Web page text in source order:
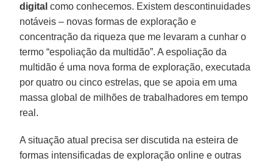
digital como conhecemos. Existem descontinuidades
notáveis – novas formas de exploração e
concentração da riqueza que me levaram a cunhar o
termo “espoliação da multidão”. A espoliação da
multidão é uma nova forma de exploração, executada
por quatro ou cinco estrelas, que se apoia em uma
massa global de milhões de trabalhadores em tempo
real.
A situação atual precisa ser discutida na esteira de
formas intensificadas de exploração online e outras